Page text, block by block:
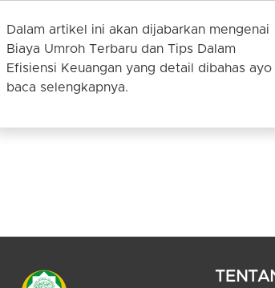
Dalam artikel ini akan dijabarkan mengenai
Biaya Umroh Terbaru dan Tips Dalam
Efisiensi Keuangan yang detail dibahas ayo
baca selengkapnya.